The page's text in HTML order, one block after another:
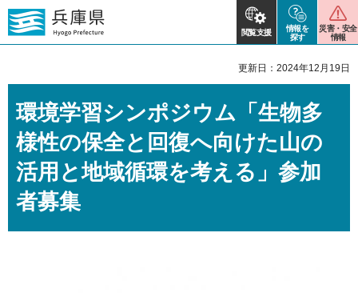
閲覧支援
情報を
探す
災害・安全
情報
更新日：2024年12月19日
環境学習シンポジウム「生物多
様性の保全と回復へ向けた山の
活用と地域循環を考える」参加
者募集